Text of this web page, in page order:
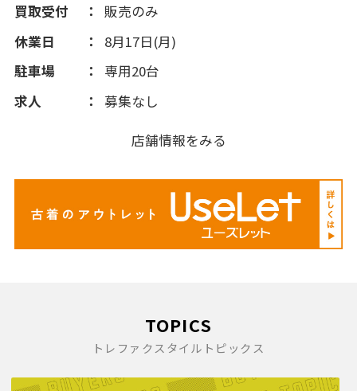
買取受付
販売のみ
休業日
8月17日(月)
駐車場
専用20台
求人
募集なし
店舗情報をみる
TOPICS
トレファクスタイルトピックス